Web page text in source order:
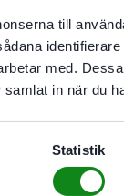
till
med.
in när du
Statistik
bara i Festool-
bara av
P60